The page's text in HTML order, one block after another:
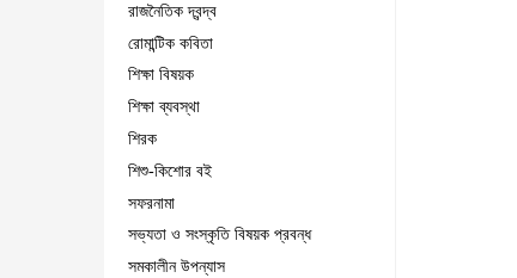
রাজনৈতিক দ্বন্দ্ব
রোমান্টিক কবিতা
শিক্ষা বিষয়ক
শিক্ষা ব্যবস্থা
শিরক
শিশু-কিশোর বই
সফরনামা
সভ্যতা ও সংস্কৃতি বিষয়ক প্রবন্ধ
সমকালীন উপন্যাস